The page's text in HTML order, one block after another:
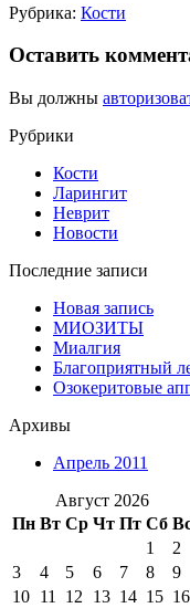
Рубрика: Кости
Оставить
Вы должны
Рубрики
Кости
Ларингит
Неврит
Новости
Последние записи
Новая запись
МИОЗИТЫ
Миалгия
Благоприятный
Озокеритовые
Архивы
Апрель 2011
Август 2026
Пн Вт Ср Чт Пт Сб
1
2
3
4 5 6 7 8
9
10 11 12 13 14 15 16